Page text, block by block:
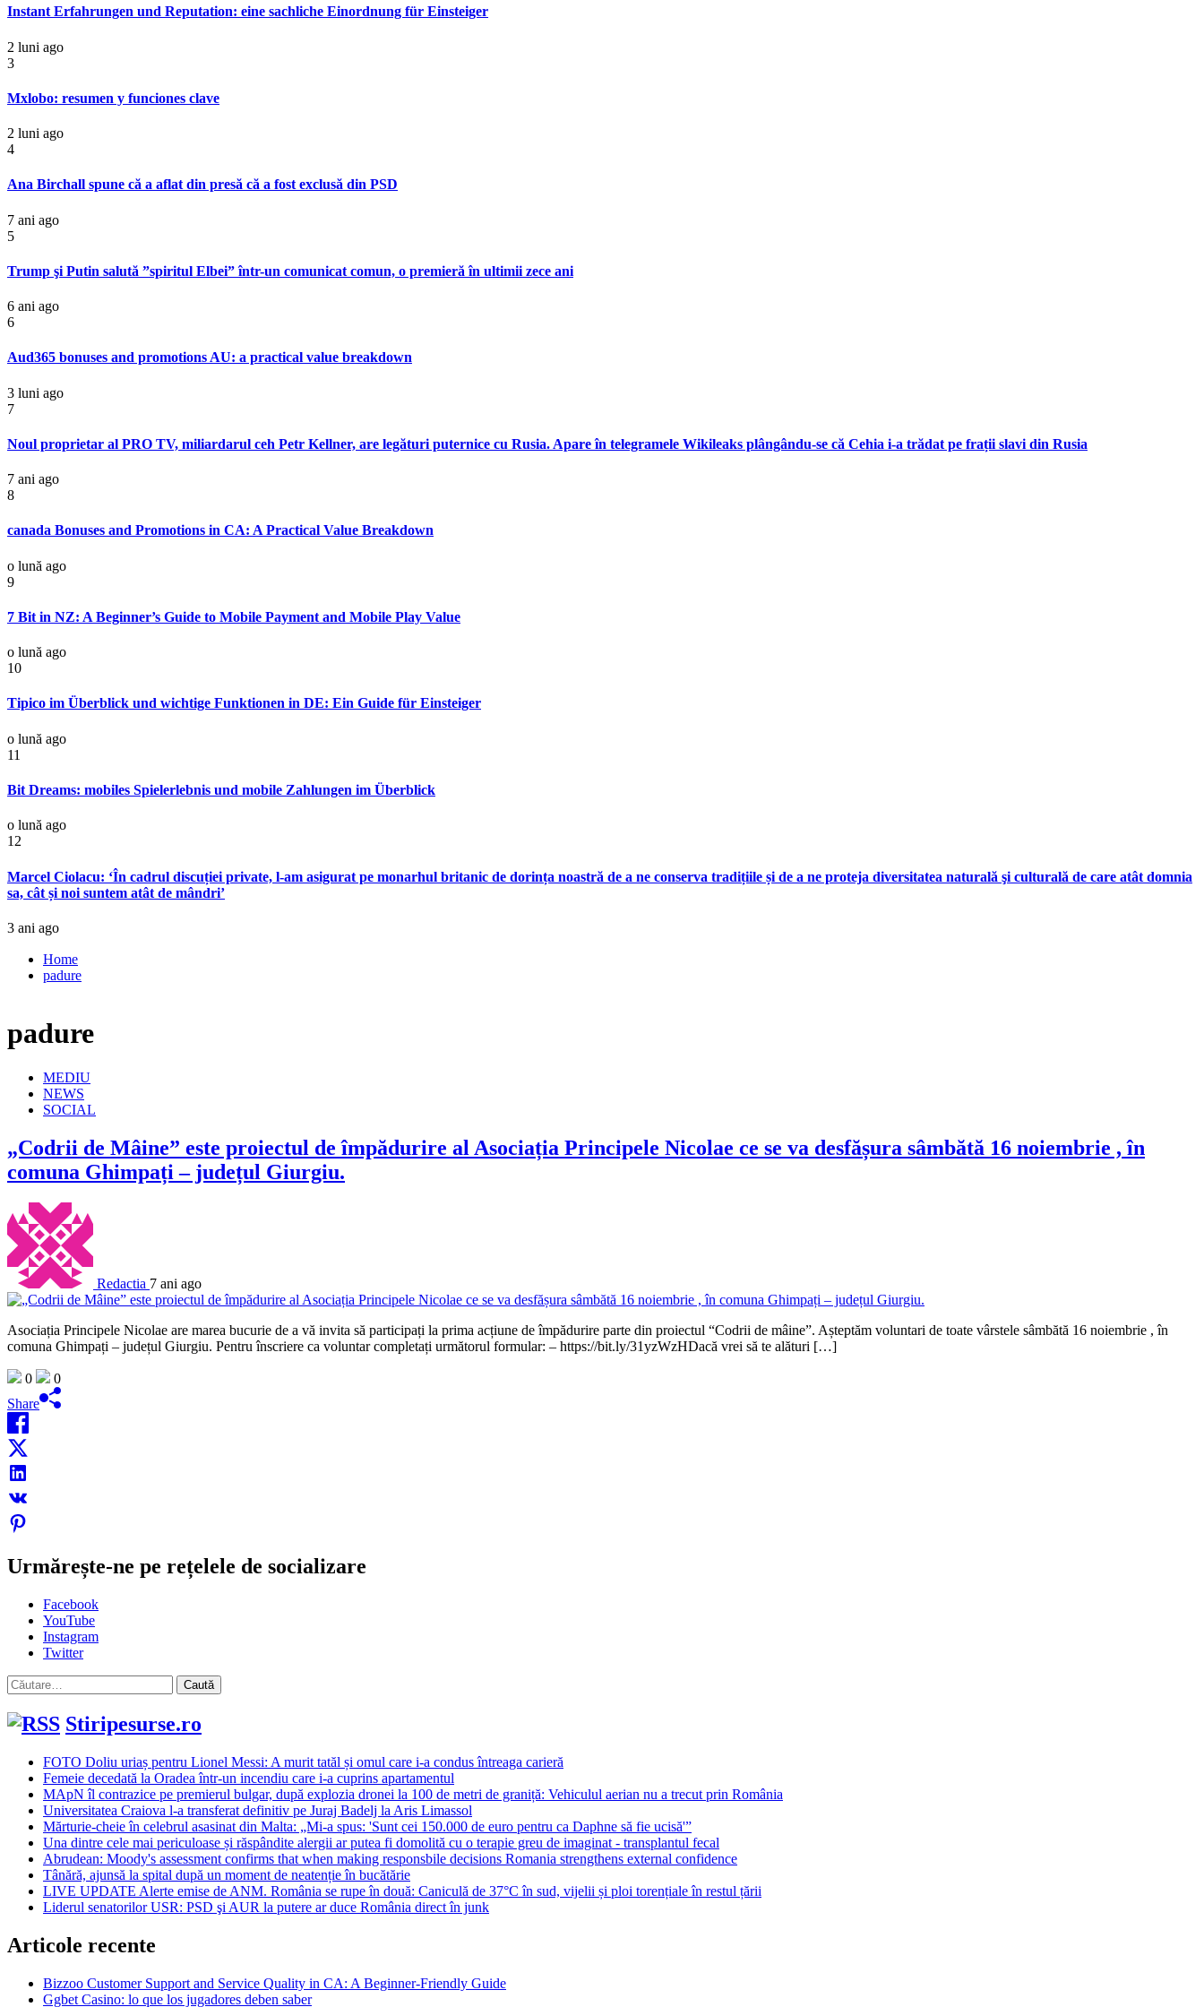
Instant Erfahrungen und Reputation: eine sachliche Einordnung für Einsteiger
2 luni ago
3
Mxlobo: resumen y funciones clave
2 luni ago
4
Ana Birchall spune că a aflat din presă că a fost exclusă din PSD
7 ani ago
5
Trump şi Putin salută ”spiritul Elbei” într-un comunicat comun, o premieră în ultimii zece ani
6 ani ago
6
Aud365 bonuses and promotions AU: a practical value breakdown
3 luni ago
7
Noul proprietar al PRO TV, miliardarul ceh Petr Kellner, are legături puternice cu Rusia. Apare în telegramele Wikileaks plângându-se că Cehia i-a trădat pe frații slavi din Rusia
7 ani ago
8
canada Bonuses and Promotions in CA: A Practical Value Breakdown
o lună ago
9
7 Bit in NZ: A Beginner’s Guide to Mobile Payment and Mobile Play Value
o lună ago
10
Tipico im Überblick und wichtige Funktionen in DE: Ein Guide für Einsteiger
o lună ago
11
Bit Dreams: mobiles Spielerlebnis und mobile Zahlungen im Überblick
o lună ago
12
Marcel Ciolacu: ‘În cadrul discuției private, l-am asigurat pe monarhul britanic de dorința noastră de a ne conserva tradițiile și de a ne proteja diversitatea naturală şi culturală de care atât domnia
sa, cât și noi suntem atât de mândri’
3 ani ago
Home
padure
padure
MEDIU
NEWS
SOCIAL
„Codrii de Mâine” este proiectul de împădurire al Asociația Principele Nicolae ce se va desfășura sâmbătă 16 noiembrie , în
comuna Ghimpați – județul Giurgiu.
Redactia 7 ani ago
Asociația Principele Nicolae are marea bucurie de a vă invita să participați la prima acțiune de împădurire parte din proiectul “Codrii de mâine”. Așteptăm voluntari de toate vârstele sâmbătă 16 noiembrie , în
comuna Ghimpați – județul Giurgiu. Pentru înscriere ca voluntar completați următorul formular: – https://bit.ly/31yzWzHDacă vrei să te alături […]
0
0
Share
Urmărește-ne pe rețelele de socializare
Facebook
YouTube
Instagram
Twitter
Caută
după:
Stiripesurse.ro
FOTO Doliu uriaș pentru Lionel Messi: A murit tatăl și omul care i-a condus întreaga carieră
Femeie decedată la Oradea într-un incendiu care i-a cuprins apartamentul
MApN îl contrazice pe premierul bulgar, după explozia dronei la 100 de metri de graniță: Vehiculul aerian nu a trecut prin România
Universitatea Craiova l-a transferat definitiv pe Juraj Badelj la Aris Limassol
Mărturie-cheie în celebrul asasinat din Malta: „Mi-a spus: 'Sunt cei 150.000 de euro pentru ca Daphne să fie ucisă'”
Una dintre cele mai periculoase și răspândite alergii ar putea fi domolită cu o terapie greu de imaginat - transplantul fecal
Abrudean: Moody's assessment confirms that when making responsbile decisions Romania strengthens external confidence
Tânără, ajunsă la spital după un moment de neatenție în bucătărie
LIVE UPDATE Alerte emise de ANM. România se rupe în două: Caniculă de 37°C în sud, vijelii și ploi torențiale în restul țării
Liderul senatorilor USR: PSD şi AUR la putere ar duce România direct în junk
Articole recente
Bizzoo Customer Support and Service Quality in CA: A Beginner-Friendly Guide
Ggbet Casino: lo que los jugadores deben saber